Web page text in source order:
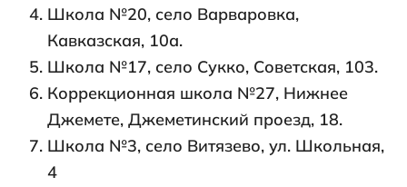
Школа №20, село Варваровка,
Кавказская, 10а.
Школа №17, село Сукко, Советская, 103.
Коррекционная школа №27, Нижнее
Джемете, Джеметинский проезд, 18.
Школа №3, село Витязево, ул. Школьная,
4